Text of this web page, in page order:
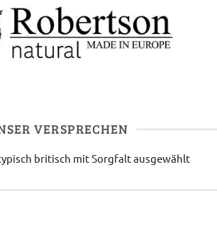
VERSPRECHEN
britisch mit Sorgfalt ausgewählt